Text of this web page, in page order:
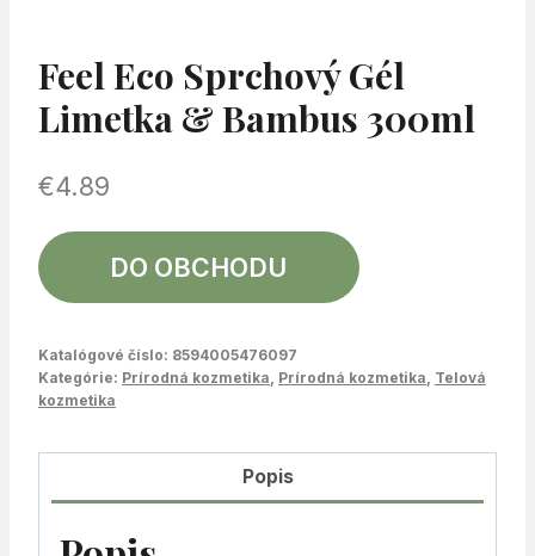
Feel Eco Sprchový Gél
Limetka & Bambus 300ml
€4.89
DO OBCHODU
Katalógové číslo: 8594005476097
Kategórie: Prírodná kozmetika Prírodná kozmetika Telová
kozmetika
Popis